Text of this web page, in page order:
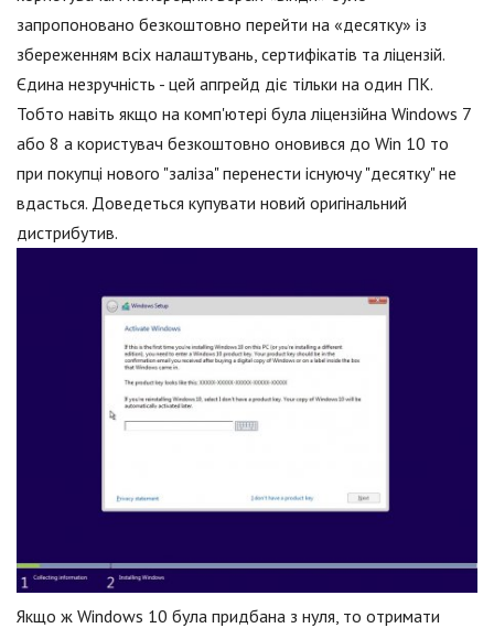
запропоновано безкоштовно перейти на «десятку» із
збереженням всіх налаштувань, сертифікатів та ліцензій.
Єдина незручність - цей апгрейд діє тільки на один ПК.
Тобто навіть якщо на комп'ютері була ліцензійна Windows 7
або 8 а користувач безкоштовно оновився до Win 10 то
при покупці нового "заліза" перенести існуючу "десятку" не
вдасться. Доведеться купувати новий оригінальний
дистрибутив.
Якщо ж Windows 10 була придбана з нуля, то отримати